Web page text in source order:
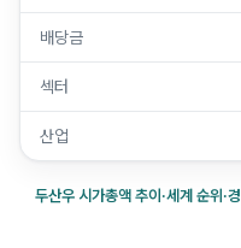
배당금
섹터
산업
두산우 시가총액 추이·세계 순위·